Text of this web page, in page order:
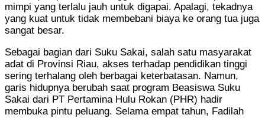
mimpi yang terlalu jauh untuk digapai. Apalagi, tekadnya
yang kuat untuk tidak membebani biaya ke orang tua juga
sangat besar.
Sebagai bagian dari Suku Sakai, salah satu masyarakat
adat di Provinsi Riau, akses terhadap pendidikan tinggi
sering terhalang oleh berbagai keterbatasan. Namun,
garis hidupnya berubah saat program Beasiswa Suku
Sakai dari PT Pertamina Hulu Rokan (PHR) hadir
membuka pintu peluang. Selama empat tahun, Fadilah